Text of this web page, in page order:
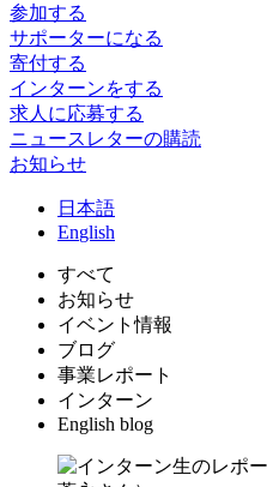
参加する
サポーターになる
寄付する
インターンをする
求人に応募する
ニュースレターの購読
お知らせ
日 本語
English
すべて
お知らせ
イベント情報
ブログ
事業レポート
インターン
English blog